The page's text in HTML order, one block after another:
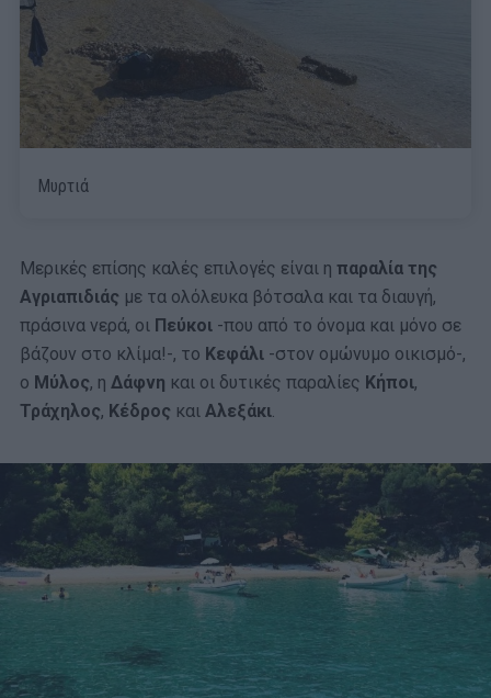
Μυρτιά
Μερικές επίσης καλές επιλογές είναι η παραλία της
Αγριαπιδιάς με τα ολόλευκα βότσαλα και τα διαυγή,
πράσινα νερά, οι Πεύκοι -που από το όνομα και μόνο σε
βάζουν στο κλίμα!-, το Κεφάλι -στον ομώνυμο οικισμό-,
ο Μύλος, η Δάφνη και οι δυτικές παραλίες Κήποι,
Τράχηλος, Κέδρος και Αλεξάκι.